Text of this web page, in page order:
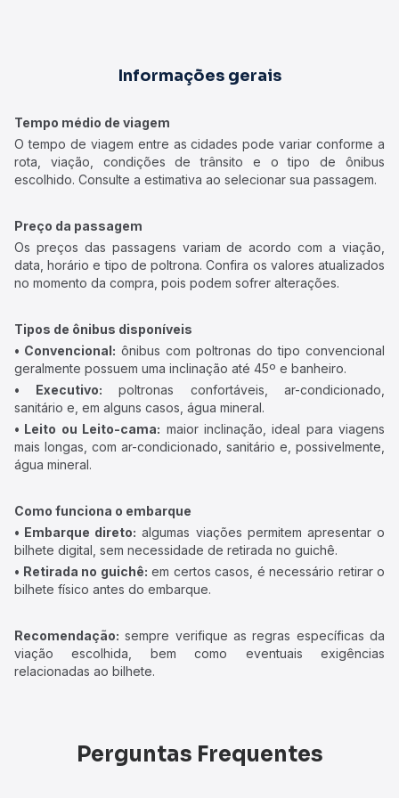
Informações gerais
Tempo médio de viagem
O tempo de viagem entre as cidades pode variar conforme a
rota, viação, condições de trânsito e o tipo de ônibus
escolhido. Consulte a estimativa ao selecionar sua passagem.
Preço da passagem
Os preços das passagens variam de acordo com a viação,
data, horário e tipo de poltrona. Confira os valores atualizados
no momento da compra, pois podem sofrer alterações.
Tipos de ônibus disponíveis
• Convencional: ônibus com poltronas do tipo convencional
geralmente possuem uma inclinação até 45º e banheiro.
• Executivo: poltronas confortáveis, ar-condicionado,
sanitário e, em alguns casos, água mineral.
• Leito ou Leito-cama: maior inclinação, ideal para viagens
mais longas, com ar-condicionado, sanitário e, possivelmente,
água mineral.
Como funciona o embarque
• Embarque direto: algumas viações permitem apresentar o
bilhete digital, sem necessidade de retirada no guichê.
• Retirada no guichê: em certos casos, é necessário retirar o
bilhete físico antes do embarque.
Recomendação: sempre verifique as regras específicas da
viação escolhida, bem como eventuais exigências
relacionadas ao bilhete.
Perguntas Frequentes